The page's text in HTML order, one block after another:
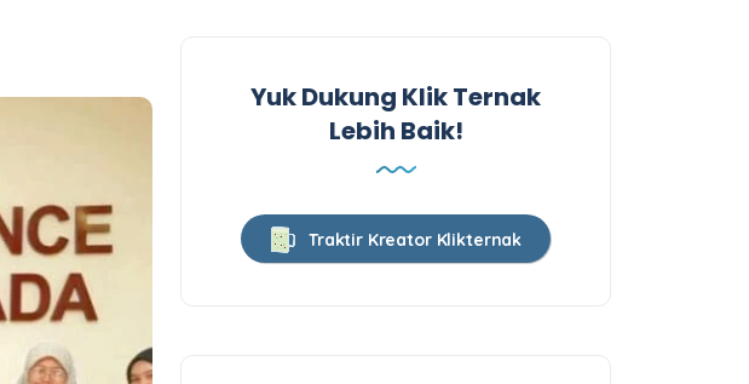
Yuk Dukung Klik Ternak
Lebih Baik!
Traktir Kreator Klikternak